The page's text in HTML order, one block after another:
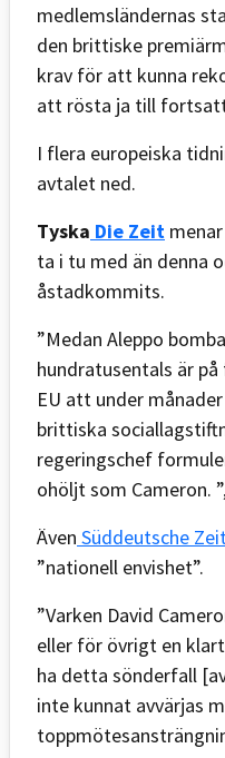
medlemsländernas
den brittiske
krav för att kunna
att rösta ja till
I flera europeiska
avtalet ned.
Tyska Die Zeit
ta i tu med än denna
åstadkommits.
”Medan Aleppo
hundratusentals är
EU att under
brittiska
regeringschef
ohöljt som Cameron.
Även Süddeutsche
”nationell envishet”.
”Varken David
eller för övrigt en
ha detta sönderfall
inte kunnat avvärjas